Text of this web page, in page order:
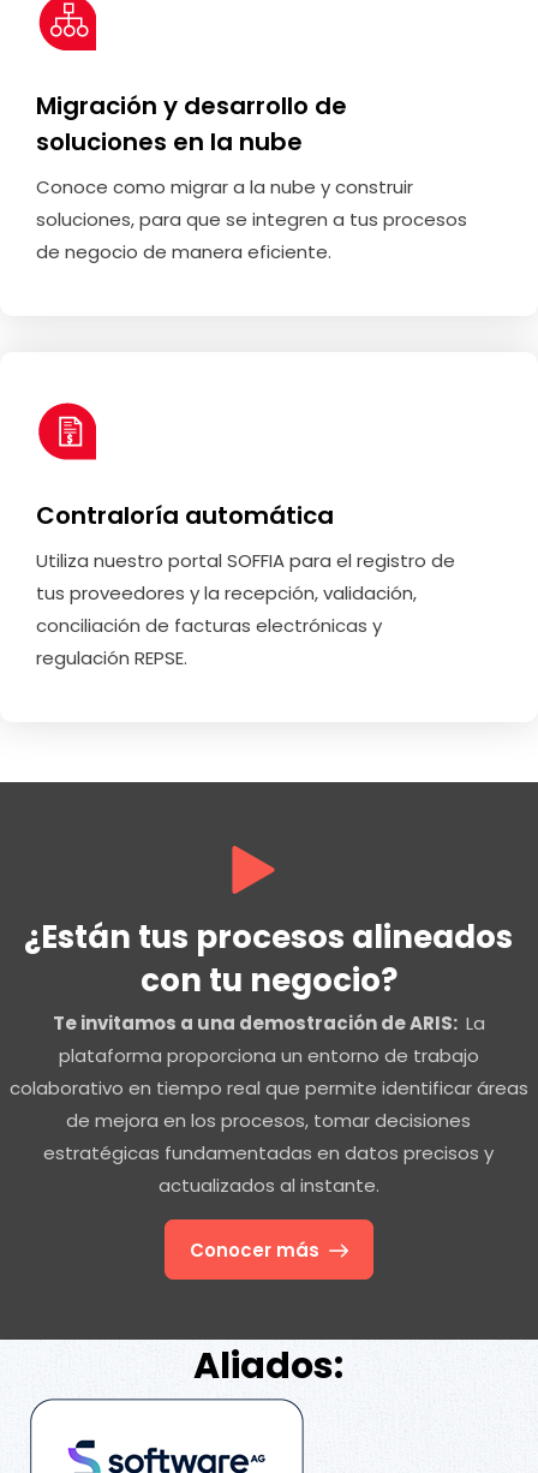
Migración y desarrollo de
soluciones en la nube
Conoce como migrar a la nube y construir
soluciones, para que se integren a tus procesos
de negocio de manera eficiente.
Contraloría automática
Utiliza nuestro portal SOFFIA para el registro de
tus proveedores y la recepción, validación,
conciliación de facturas electrónicas y
regulación REPSE.
¿Están tus procesos alineados
con tu negocio?
Te invitamos a una demostración de ARIS: La
plataforma proporciona un entorno de trabajo
colaborativo en tiempo real que permite identificar áreas
de mejora en los procesos, tomar decisiones
estratégicas fundamentadas en datos precisos y
actualizados al instante.
Conocer más
Aliados: